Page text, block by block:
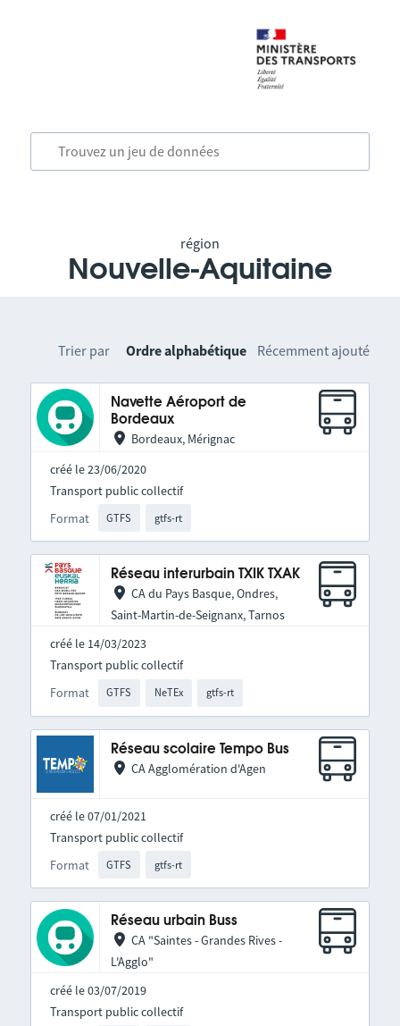
région
Nouvelle-Aquitaine
Trier par Ordre alphabétique Récemment ajouté
Navette Aéroport de
Bordeaux
Bordeaux, Mérignac
créé le 23/06/2020
Format GTFS gtfs-rt
Transport public collectif
Réseau interurbain TXIK TXAK
CA du Pays Basque, Ondres,
Saint-Martin-de-Seignanx, Tarnos
créé le 14/03/2023
Format GTFS NeTEx gtfs-rt
Transport public collectif
Réseau scolaire Tempo Bus
CA Agglomération d'Agen
créé le 07/01/2021
Format GTFS gtfs-rt
Transport public collectif
Réseau urbain Buss
CA "Saintes - Grandes Rives -
L'Agglo"
créé le 03/07/2019
Transport public collectif